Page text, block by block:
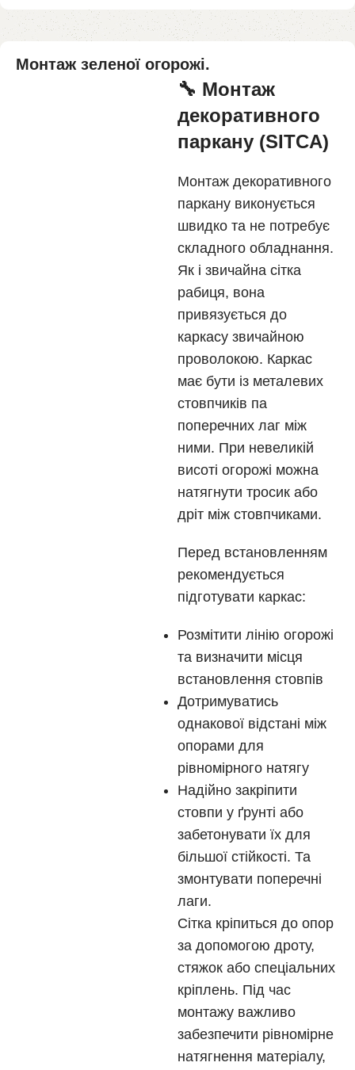
Монтаж зеленої огорожі.
🔧 Монтаж
декоративного
паркану (SITCA)
Монтаж декоративного
паркану виконується
швидко та не потребує
складного обладнання.
Як і звичайна сітка
рабиця, вона
привязується до
каркасу звичайною
проволокою. Каркас
має бути із металевих
стовпчиків па
поперечних лаг між
ними. При невеликій
висоті огорожі можна
натягнути тросик або
дріт між стовпчиками.
Перед встановленням
рекомендується
підготувати каркас:
Розмітити лінію огорожі
та визначити місця
встановлення стовпів
Дотримуватись
однакової відстані між
опорами для
рівномірного натягу
Надійно закріпити
стовпи у ґрунті або
забетонувати їх для
більшої стійкості. Та
змонтувати поперечні
лаги.
Сітка кріпиться до опор
за допомогою дроту,
стяжок або спеціальних
кріплень. Під час
монтажу важливо
забезпечити рівномірне
натягнення матеріалу,